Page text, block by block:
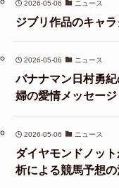
2026-05-06 ニュース
ジブリ作品のキャ
2026-05-06 ニュース
バナナマン日村勇
婦の愛情メッセージ
2026-05-06 ニュース
ダイヤモンドノッ
析による競馬予想